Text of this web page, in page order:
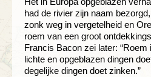
had de rivier zijn naam
zonk weg in vergetelheid en
roem van een groot
Francis Bacon zei later: “Roem
lichte en opgeblazen dingen
degelijke dingen doet zinken.”